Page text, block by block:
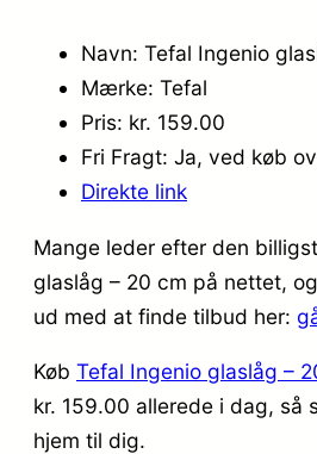
Navn: Tefal Ingenio
Mærke: Tefal
Pris: kr. 159.00
Fri Fragt: Ja, ved køb
Direkte link
Mange leder efter den
glaslåg – 20 cm på nettet,
ud med at finde tilbud her:
Køb Tefal Ingenio glaslåg –
kr. 159.00 allerede i dag, så
hjem til dig.